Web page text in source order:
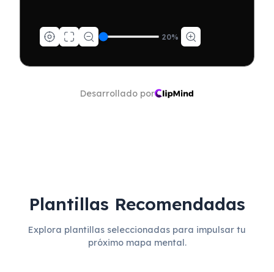
20%
Desarrollado por
Plantillas Recomendadas
Explora plantillas seleccionadas para impulsar tu
próximo mapa mental.